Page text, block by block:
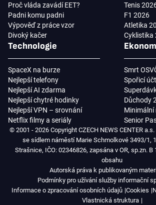
Proč vláda zavádí EET?
Padni komu padni
Výpověď z práce vzor
Divoký kačer
Tenis
F1 2026
Atletika
Cyklistika
Technologie
SpaceX na burze
Nejlepší telefony
Nejlepší AI zdarma
Nejlepší chytré hodinky
Nejlepší VPN – srovnání
Netflix filmy a seriály
Smrt
Spořicí
Důchody
Minimální
Senior
© 2001 - 2026 Copyright CZECH NEWS CENTER
se sídlem náměstí Marie Schmolkové 3493/1,
Strašnice, IČO: 02346826, zapsána v OR, sp.zn. B
obsahu
Autorská práva k publikovaným
Podmínky pro užívání služby informační
Informace o zpracování osobních údajů Cookies
Vlastnická struktura